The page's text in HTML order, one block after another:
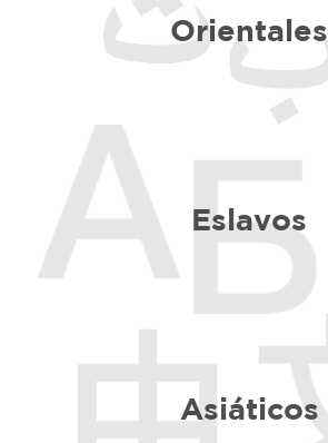
Orientales
Eslavos
Asiáticos